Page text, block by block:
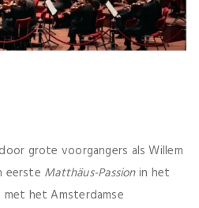
grote voorgangers als Willem
eerste Matthäus-Passionin het
het Amsterdamse